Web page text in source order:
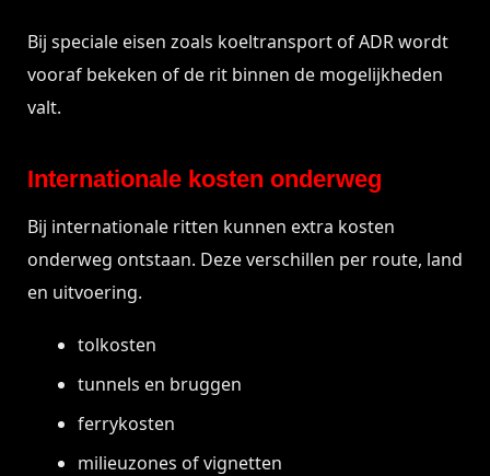
Bij speciale eisen zoals koeltransport of ADR wordt
vooraf bekeken of de rit binnen de mogelijkheden
valt.
Internationale kosten onderweg
Bij internationale ritten kunnen extra kosten
onderweg ontstaan. Deze verschillen per route, land
en uitvoering.
tolkosten
tunnels en bruggen
ferrykosten
milieuzones of vignetten